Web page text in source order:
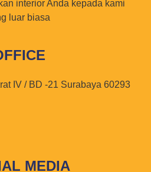
interior Anda kepada kami
luar biasa
IV / BD -21 Surabaya 60293
MEDIA